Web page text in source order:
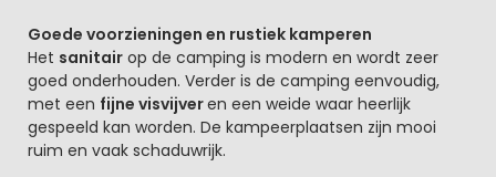
Goede voorzieningen en rustiek kamperen
Het sanitairop de camping is modern en wordt zeer
goed onderhouden. Verder is de camping eenvoudig,
met een fijne visvijveren een weide waar heerlijk
gespeeld kan worden. De kampeerplaatsen zijn mooi
ruim en vaak schaduwrijk.